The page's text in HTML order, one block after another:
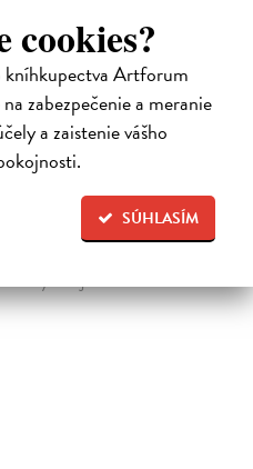
cookies?
kníhkupectva Artforum
zabezpečenie a meranie
a zaistenie vášho
SÚHLASÍM